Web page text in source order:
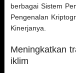
berbagai Sistem
Pengenalan
Kinerjanya.
Meningkatkan
iklim